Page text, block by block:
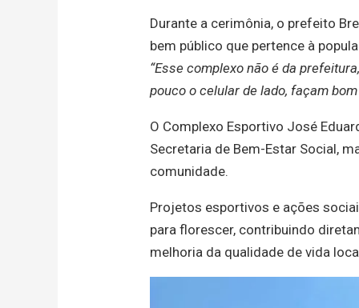
Durante a cerimônia, o prefeito
bem público que pertence à
“Esse complexo não é da
pouco o celular de lado, façam
O Complexo Esportivo José
Secretaria de Bem-Estar Social,
comunidade.
Projetos esportivos e ações
para florescer, contribuindo
melhoria da qualidade de vida